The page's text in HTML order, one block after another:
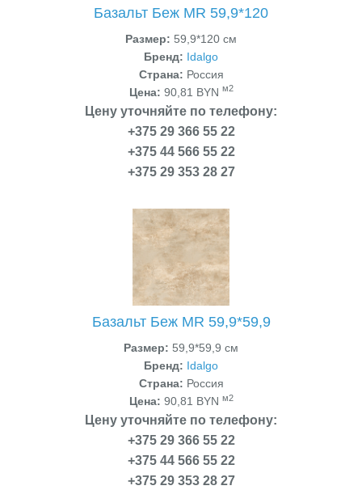
Базальт Беж MR 59,9*120
Размер: 59,9*120 см
Бренд: Idalgo
Страна: Россия
Цена: 90,81 BYN м2
Цену уточняйте по телефону:
+375 29 366 55 22
+375 44 566 55 22
+375 29 353 28 27
Базальт Беж MR 59,9*59,9
Размер: 59,9*59,9 см
Бренд: Idalgo
Страна: Россия
Цена: 90,81 BYN м2
Цену уточняйте по телефону:
+375 29 366 55 22
+375 44 566 55 22
+375 29 353 28 27